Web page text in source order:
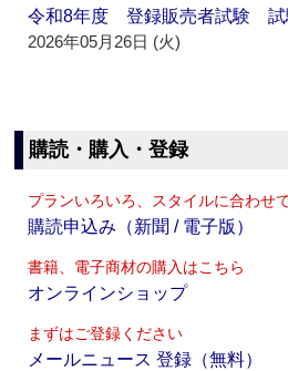
令和8年度 登録販売者試験 試
2026年05月26日 (火)
購読・購入・登録
プランいろいろ、スタイルに合わせ
購読申込み（新聞 / 電子版）
書籍、電子商材の購入はこちら
オンラインショップ
まずはご登録ください
メールニュース 登録（無料）